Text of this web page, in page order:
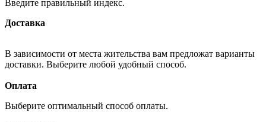
Введите правильный индекс.
Доставка
В зависимости от места жительства вам предложат варианты
доставки. Выберите любой удобный способ.
Оплата
Выберите оптимальный способ оплаты.